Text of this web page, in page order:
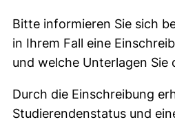
Bitte informieren Sie sich
in Ihrem Fall eine
und welche Unterlagen Sie
Durch die Einschreibung
Studierendenstatus und